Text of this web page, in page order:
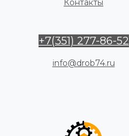
Контакты
+7(351) 277-86-52
info@drob74.ru